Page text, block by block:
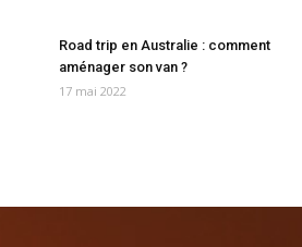
Road trip en Australie : comment
aménager son van ?
17 mai 2022